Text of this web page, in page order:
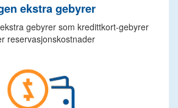
ekstra gebyrer
gebyrer som kredittkort-gebyrer
reservasjonskostnader